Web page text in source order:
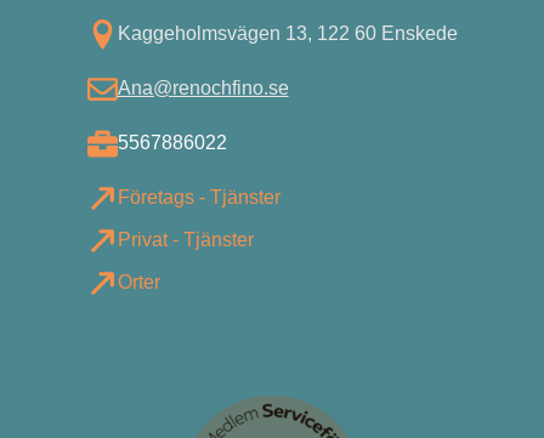
Kagg eholmsvägen 13, 122 60 Enskede
Ana@renochfino.se
5567886022
Företags - Tjänster
Privat - Tjänster
Orter